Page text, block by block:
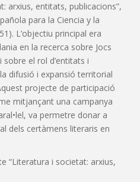
arxius, entitats, publicacions”,
para la Ciencia y la
L’objectiu principal era
en la recerca sobre Jocs
el rol d’entitats i
difusió i expansió territorial
projecte de participació
mitjançant una campanya
va permetre donar a
dels certàmens literaris en
“Literatura i societat: arxius,